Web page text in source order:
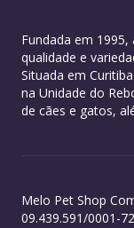
Fundada em
qualidade e
Situada em
na Unidade do
de cães e gatos,
Melo Pet Shop
09.439.591/0001-72